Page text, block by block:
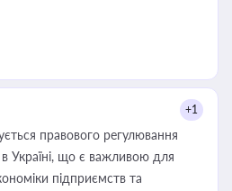
+1
правового регулювання
Україні, що є важливою для
підприємств та